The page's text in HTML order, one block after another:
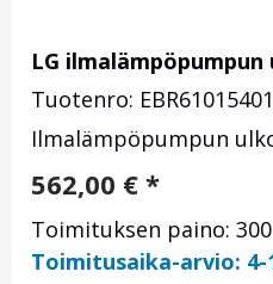
LG
Tuotenro: EBR61015401
Ilmalämpöpumpun
562,00 € *
Toimituksen paino:
Toimitusaika-arvio: 4-